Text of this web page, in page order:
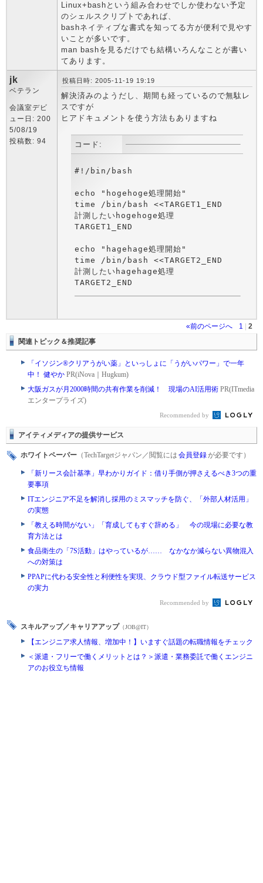
Linux+bashという組み合わせでしか使わない予定
のシェルスクリプトであれば、
bashネイティブな書式を知ってる方が便利で見やす
いことが多いです。
man bashを見るだけでも結構いろんなことが書い
てあります。
jk
ベテラン
会議室デビ
ュー日: 200
5/08/19
投稿数: 94
投稿日時: 2005-11-19 19:19
解決済みのようだし、期間も経っているので無駄レ
スですが
ヒアドキュメントを使う方法もありますね
コード:
#!/bin/bash
echo "hogehoge処理開始"
time /bin/bash <<TARGET1_END
計測したいhogehoge処理
TARGET1_END
echo "hagehage処理開始"
time /bin/bash <<TARGET2_END
計測したいhagehage処理
«前のページへ 1
2
関連トピック＆推奨記事
「イソジン®クリアうがい薬」といっしょに「うがいパワー」で一年
中！ 健やか PR(iNova｜Hugkum)
大阪ガスが月2000時間の共有作業を削減！ 現場のAI活用術 PR(ITmedia
エンタープライズ)
Recommended by
アイティメディアの提供サービス
ホワイトペーパー （TechTargetジャパン／閲覧には 会員登録が必要です）
「新リース会計基準」早わかりガイド：借り手側が押さえるべき3つの重
要事項
ITエンジニア不足を解消し採用のミスマッチを防ぐ、「外部人材活用」
の実態
「教える時間がない」「育成してもすぐ辞める」 今の現場に必要な教
育方法とは
食品衛生の「7S活動」はやっているが…… なかなか減らない異物混入
への対策は
PPAPに代わる安全性と利便性を実現、クラウド型ファイル転送サービス
の実力
Recommended by
スキルアップ／キャリアアップ （JOB@IT）
【エンジニア求人情報、増加中！】いますぐ話題の転職情報をチェック
＜派遣・フリーで働くメリットとは？＞派遣・業務委託で働くエンジニ
アのお役立ち情報